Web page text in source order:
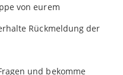
von eurem
Rückmeldung der
und bekomme